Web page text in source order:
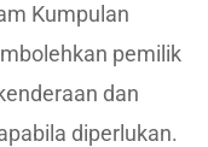
Kumpulan
pemilik
dan
diperlukan.